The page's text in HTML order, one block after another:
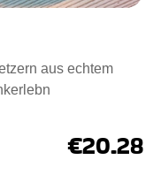
aus echtem
€20.28